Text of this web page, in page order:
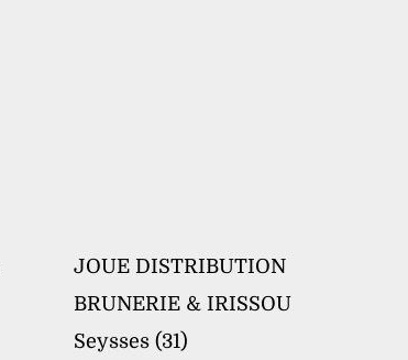
JOUE DISTRIBUTION
BRUNERIE & IRISSOU
Seysses (31)